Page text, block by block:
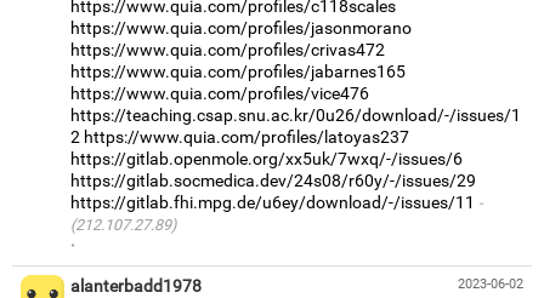
https://www.quia.com/profiles/c118scales
https://www.quia.com/profiles/jasonmorano
https://www.quia.com/profiles/crivas472
https://www.quia.com/profiles/jabarnes165
https://www.quia.com/profiles/vice476
https://teaching.csap.snu.ac.kr/0u26/download/-/issues/1
2 https://www.quia.com/profiles/latoyas237
https://gitlab.openmole.org/xx5uk/7wxq/-/issues/6
https://gitlab.socmedica.dev/24s08/r60y/-/issues/29
https://gitlab.fhi.mpg.de/u6ey/download/-/issues/11
(212.107.27.89)
·
2023-06-02
alanterbadd1978